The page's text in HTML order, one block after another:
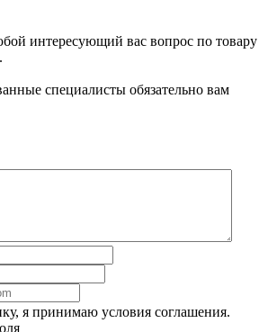
интересующий вас вопрос по товару
специалисты обязательно вам
я принимаю условия соглашения.